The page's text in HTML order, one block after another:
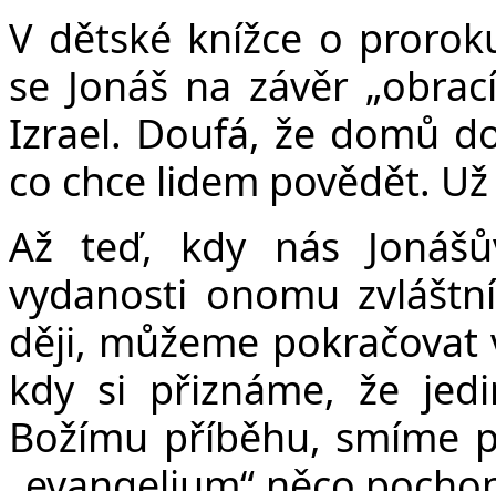
V dětské knížce o
se Jonáš na závěr
Izrael. Doufá, že domů
co chce lidem povědět.
Až teď, kdy nás
vydanosti onomu
ději, můžeme
kdy si přiznáme, že
Božímu příběhu, smíme